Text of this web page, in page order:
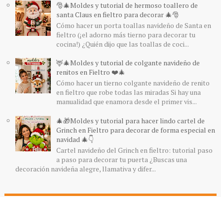
🎅🎄Moldes y tutorial de hermoso toallero de
santa Claus en fieltro para decorar 🎄🎅
Cómo hacer un porta toallas navideño de Santa en
fieltro (¡el adorno más tierno para decorar tu
cocina!) ¿Quién dijo que las toallas de coci...
🦌🎄Moldes y tutorial de colgante navideño de
renitos en Fieltro ❤️🎄
Cómo hacer un tierno colgante navideño de renito
en fieltro que robe todas las miradas Si hay una
manualidad que enamora desde el primer vis...
🎄🎁Moldes y tutorial para hacer lindo cartel de
Grinch en Fieltro para decorar de forma especial en
navidad 🎄👇
Cartel navideño del Grinch en fieltro: tutorial paso
a paso para decorar tu puerta ¿Buscas una
decoración navideña alegre, llamativa y difer...